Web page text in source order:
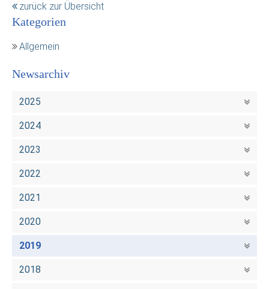
zurück zur Übersicht
Kategorien
Allgemein
Newsarchiv
2025
2024
2023
2022
2021
2020
2019
2018